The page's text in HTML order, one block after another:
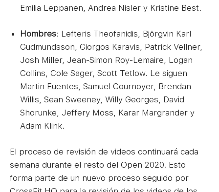
Emilia Leppanen, Andrea Nisler y Kristine Best.
Hombres: Lefteris Theofanidis, Björgvin Karl
Gudmundsson, Giorgos Karavis, Patrick Vellner,
Josh Miller, Jean-Simon Roy-Lemaire, Logan
Collins, Cole Sager, Scott Tetlow. Le siguen
Martin Fuentes, Samuel Cournoyer, Brendan
Willis, Sean Sweeney, Willy Georges, David
Shorunke, Jeffery Moss, Karar Margrander y
Adam Klink.
El proceso de revisión de videos continuará cada
semana durante el resto del Open 2020. Esto
forma parte de un nuevo proceso seguido por